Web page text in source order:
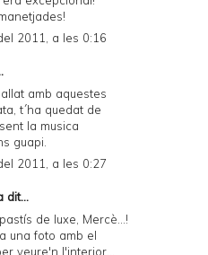
2011, a les 0:16
amb aquestes
t´ha quedat de
la musica
guapi.
2011, a les 0:27
dit...
de luxe, Mercè...!
una foto amb el
veure'n l'interior...